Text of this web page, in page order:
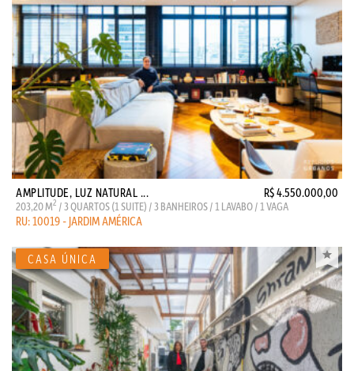
AMPLITUDE, LUZ NATURAL ... R$ 4.550.000,00
203,20 M2 / 3 QUARTOS (1 SUITE) / 3 BANHEIROS / 1 LAVABO / 1 VAGA
RU: 10019 - JARDIM AMÉRICA